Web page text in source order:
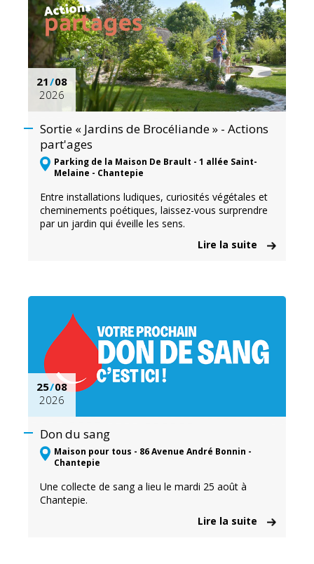
21/08
2026
Sortie « Jardins de Brocéliande » - Actions
part'ages
Parking de la Maison De Brault - 1 allée Saint-
Melaine - Chantepie
Entre installations ludiques, curiosités végétales et
cheminements poétiques, laissez-vous surprendre
par un jardin qui éveille les sens.
Lire la suite
25/08
2026
Don du sang
Maison pour tous - 86 Avenue André Bonnin -
Chantepie
Une collecte de sang a lieu le mardi 25 août à
Chantepie.
Lire la suite